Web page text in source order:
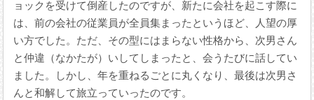
ョックを受けて倒産したのですが、新たに会社を起こす際に
は、前の会社の従業員が全員集まったというほど、人望の厚
い方でした。ただ、その型にはまらない性格から、次男さん
と仲違（なかたが）いしてしまったと、会うたびに話してい
ました。しかし、年を重ねるごとに丸くなり、最後は次男さ
んと和解して旅立っていったのです。